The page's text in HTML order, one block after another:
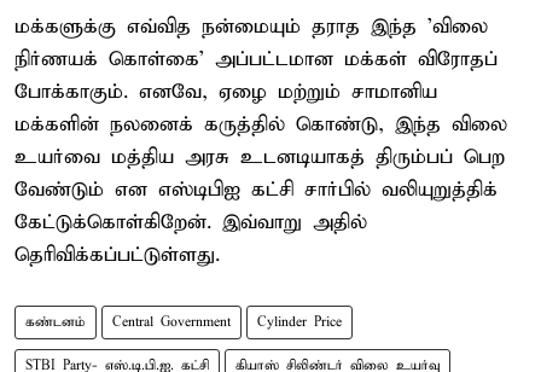
மக்களுக்கு எவ்வித நன்மையும் தராத இந்த 'விலை
நிர்ணயக் கொள்கை' அப்பட்டமான மக்கள் விரோதப்
போக்காகும். எனவே, ஏழை மற்றும் சாமானிய
மக்களின் நலனைக் கருத்தில் கொண்டு, இந்த விலை
உயர்வை மத்திய அரசு உடனடியாகத் திரும்பப் பெற
வேண்டும் என எஸ்டிபிஐ கட்சி சார்பில் வலியுறுத்திக்
கேட்டுக்கொள்கிறேன். இவ்வாறு அதில்
தெரிவிக்கப்பட்டுள்ளது.
கண்டனம் Central Government Cylinder Price
STBI Party- எஸ்.டி.பி.ஐ. கட்சி கியாஸ் சிலிண்டர் விலை உயர்வு